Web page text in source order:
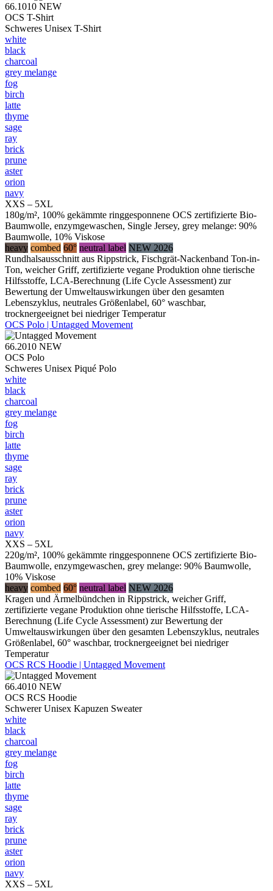
66.1010 NEW
OCS T-Shirt
Schweres Unisex T-Shirt
white
black
charcoal
grey melange
fog
birch
latte
thyme
sage
ray
brick
prune
aster
orion
navy
XXS – 5XL
180g/m², 100% gekämmte ringgesponnene OCS zertifizierte Bio-
Baumwolle, enzymgewaschen, Single Jersey, grey melange: 90%
Baumwolle, 10% Viskose
heavy combed 60° neutral label NEW 2026
Rundhalsausschnitt aus Rippstrick, Fischgrät-Nackenband Ton-in-
Ton, weicher Griff, zertifizierte vegane Produktion ohne tierische
Hilfsstoffe, LCA-Berechnung (Life Cycle Assessment) zur
Bewertung der Umweltauswirkungen über den gesamten
Lebenszyklus, neutrales Größenlabel, 60° waschbar,
trocknergeeignet bei niedriger Temperatur
OCS Polo | Untagged Movement
66.2010 NEW
OCS Polo
Schweres Unisex Piqué Polo
white
black
charcoal
grey melange
fog
birch
latte
thyme
sage
ray
brick
prune
aster
orion
navy
XXS – 5XL
220g/m², 100% gekämmte ringgesponnene OCS zertifizierte Bio-
Baumwolle, enzymgewaschen, grey melange: 90% Baumwolle,
10% Viskose
heavy combed 60° neutral label NEW 2026
Kragen und Ärmelbündchen in Rippstrick, weicher Griff,
zertifizierte vegane Produktion ohne tierische Hilfsstoffe, LCA-
Berechnung (Life Cycle Assessment) zur Bewertung der
Umweltauswirkungen über den gesamten Lebenszyklus, neutrales
Größenlabel, 60° waschbar, trocknergeeignet bei niedriger
Temperatur
OCS RCS Hoodie | Untagged Movement
66.4010 NEW
OCS RCS Hoodie
Schwerer Unisex Kapuzen Sweater
white
black
charcoal
grey melange
fog
birch
latte
thyme
sage
ray
brick
prune
aster
orion
navy
XXS – 5XL